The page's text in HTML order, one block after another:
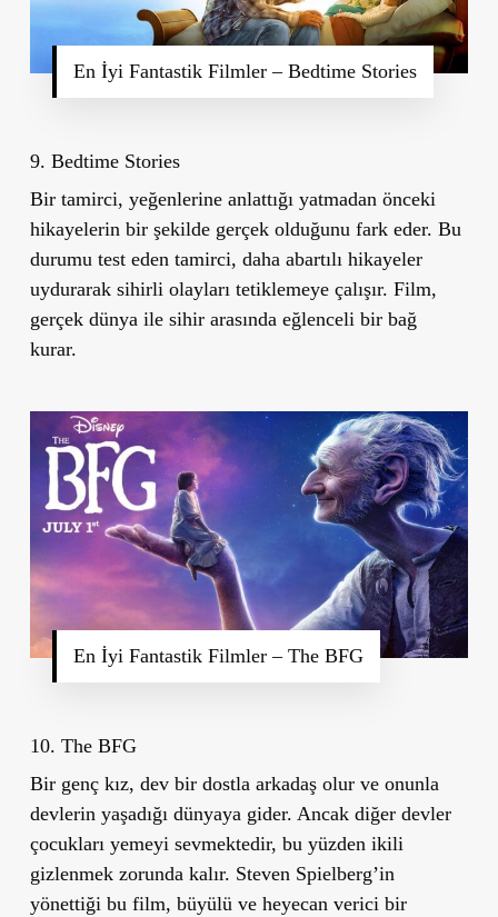
En İyi Fantastik Filmler – Bedtime Stories
9. Bedtime Stories
Bir tamirci, yeğenlerine anlattığı yatmadan önceki
hikayelerin bir şekilde gerçek olduğunu fark eder. Bu
durumu test eden tamirci, daha abartılı hikayeler
uydurarak sihirli olayları tetiklemeye çalışır. Film,
gerçek dünya ile sihir arasında eğlenceli bir bağ
kurar.
En İyi Fantastik Filmler – The BFG
10. The BFG
Bir genç kız, dev bir dostla arkadaş olur ve onunla
devlerin yaşadığı dünyaya gider. Ancak diğer devler
çocukları yemeyi sevmektedir, bu yüzden ikili
gizlenmek zorunda kalır. Steven Spielberg’in
yönettiği bu film, büyülü ve heyecan verici bir